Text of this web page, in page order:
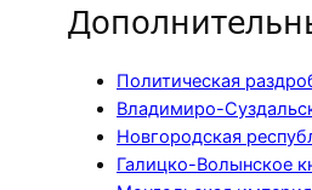
Политическая
Владимиро-
Новгородская
Галицко-Волынское